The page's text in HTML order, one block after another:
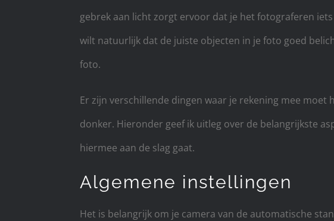
gebrek aan licht zorgt ervoor dat je het fotograferen
wilt natuurlijk dat de juiste objecten in je foto goed
foto.
Er zijn verschillende dingen waar je rekening mee
donker. Hieronder geef ik uitleg over de belangrijkste
hiermee aan de slag gaat.
Algemene instellingen
Het is belangrijk om je camera van de automatische